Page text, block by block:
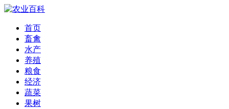
首页
畜禽
水产
养殖
粮食
经济
蔬菜
果树